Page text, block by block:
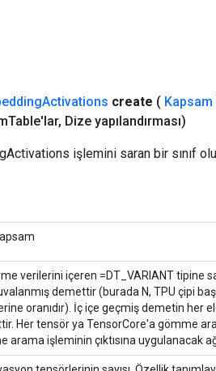
Activations create ( Kapsam
Table'lar, Dize yapılandırması)
işlemini saran bir sınıf
verilerini içeren =DT_VARIANT tipine
demettir (burada N, TPU çipi
oranıdır). İç içe geçmiş demetin her
Her tensör ya TensorCore'a gömme
arama işleminin çıktısına uygulanacak